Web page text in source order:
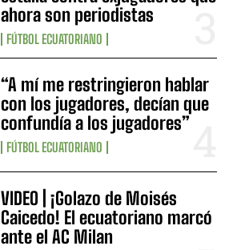
ahora son periodistas
FÚTBOL ECUATORIANO
“A mí me restringieron hablar
con los jugadores, decían que
confundía a los jugadores”
FÚTBOL ECUATORIANO
VIDEO | ¡Golazo de Moisés
Caicedo! El ecuatoriano marcó
ante el AC Milan